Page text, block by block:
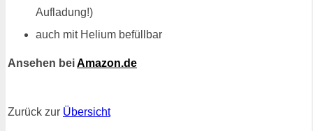
Aufladung!)
auch mit Helium befüllbar
Ansehen beiAmazon.de
Zurück zur Übersicht